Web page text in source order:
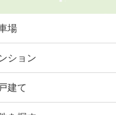
場
ション
建て